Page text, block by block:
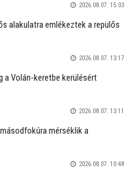
2026.08.07. 15:03
alakulatra emlékeztek a repülős
2026.08.07. 13:17
a Volán-keretbe kerülésért
2026.08.07. 13:11
mérséklik a
2026.08.07. 10:48